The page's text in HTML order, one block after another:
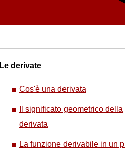
Le derivate
Cos'è una derivata
Il significato geometrico della
derivata
La funzione derivabile in un